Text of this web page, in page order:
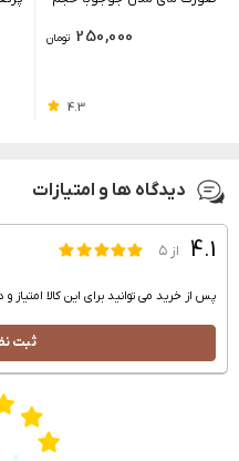
تومان 250,000
4.3
دیدگاه ها و امتیازات
4.1 از ۵
پس از خرید می توانید برای این کالا امتیاز
ثبت